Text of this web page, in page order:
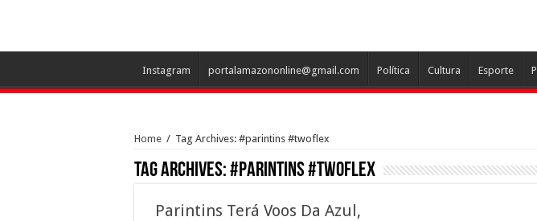
Instagram portalamazononline@gmail.com Política Cultura Esporte
Home / Tag Archives: #parintins #twoflex
Tag Archives:#parintins #twoflex
Parintins Terá Voos Da Azul,